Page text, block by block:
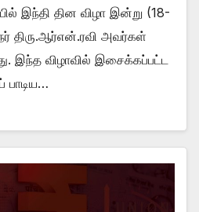
இந்தி தின விழா இன்று (18-
திரு.ஆர்என்.ரவி அவர்கள்
இந்த விழாவில் இசைக்கப்பட்ட
பாடிய…